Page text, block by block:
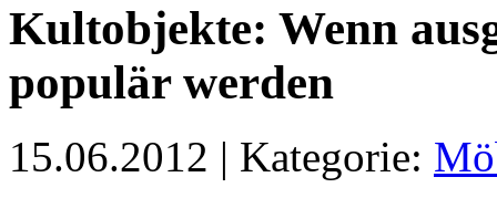
Kultobjekte: Wenn
populär werden
15.06.2012 | Kategorie: